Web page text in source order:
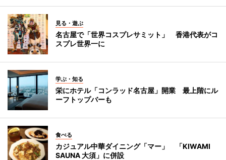
見る・遊ぶ
名古屋で「世界コスプレサミット」 香港代表がコ
スプレ世界一に
学ぶ・知る
栄にホテル「コンラッド名古屋」開業 最上階にル
ーフトップバーも
食べる
カジュアル中華ダイニング「マー」 「KIWAMI
SAUNA 大須」に併設